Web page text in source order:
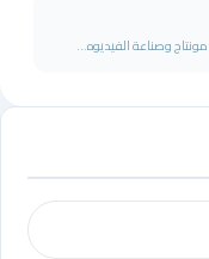
وصناعة الفيديوه...